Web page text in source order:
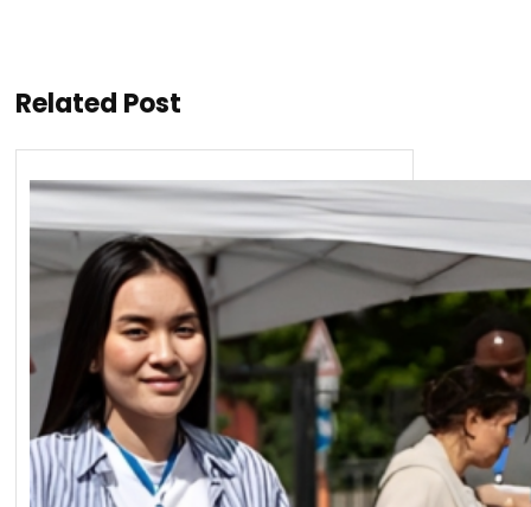
Related Post